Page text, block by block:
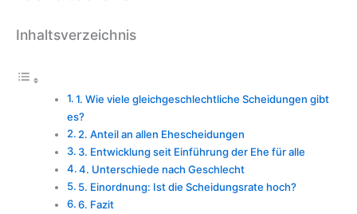
Inhaltsverzeichnis
1. Wie viele gleichgeschlechtliche Scheidungen gibt
es?
2. Anteil an allen Ehescheidungen
3. Entwicklung seit Einführung der Ehe für alle
4. Unterschiede nach Geschlecht
5. Einordnung: Ist die Scheidungsrate hoch?
6. Fazit